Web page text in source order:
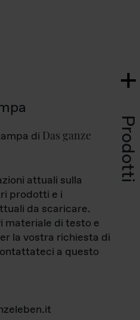
Prodotti
di Das ganze
attuali sulla
prodotti e i
da scaricare.
materiale di testo e
la vostra richiesta di
a questo